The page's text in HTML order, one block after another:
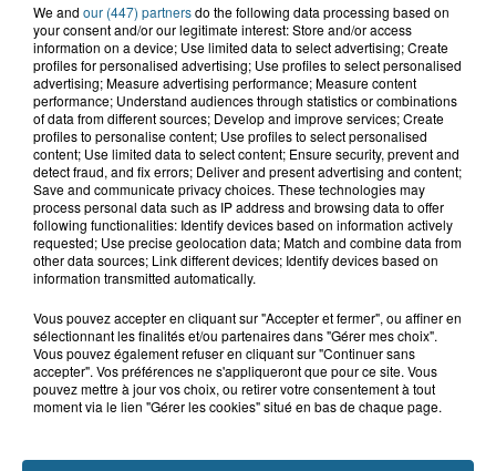
8h14
Boulogne-sur-Mer : plongée au cœur
des contrôles de sécurité en mer
7h48
"Il faudrait revoter" : les habitants de
Saint-Omer réagissent...
We and our (447) partnersdo the following data processing based on
your consent and/or our legitimate interest: Store and/or access
information on a device; Use limited data to select advertising; Create
profiles for personalised advertising; Use profiles to select personalised
advertising; Measure advertising performance; Measure content
performance; Understand audiences through statistics or combinations
of data from different sources; Develop and improve services; Create
profiles to personalise content; Use profiles to select personalised
content; Use limited data to select content; Ensure security, prevent and
detect fraud, and fix errors; Deliver and present advertising and content;
Save and communicate privacy choices. These technologies may
process personal data such as IP address and browsing data to offer
following functionalities: Identify devices based on information actively
requested; Use precise geolocation data; Match and combine data from
other data sources; Link different devices; Identify devices based on
information transmitted automatically.
Vous pouvez accepter en cliquant sur "Accepter et fermer", ou affiner en
sélectionnant les finalités et/ou partenaires dans "Gérer mes choix".
Vous pouvez également refuser en cliquant sur "Continuer sans
accepter". Vos préférences ne s'appliqueront que pour ce site. Vous
pouvez mettre à jour vos choix, ou retirer votre consentement à tout
moment via le lien "Gérer les cookies" situé en bas de chaque page.